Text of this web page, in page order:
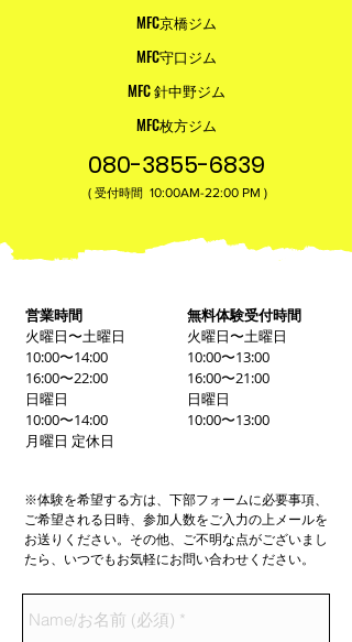
MFC京橋ジム
MFC守口ジム
MFC 針中野ジム
MFC枚方ジム
080-3855-6839
( 受付時間 10:00AM-22:00​ PM )
営業時間
火曜日〜土曜日
10:00〜14:00
16:00〜22:00
日曜日
10:00〜14:00
月曜日 定休日
無料体験受付時間
火曜日〜土曜日
10:00〜13:00
16:00〜21:00
日曜日
10:00〜13:00
※体験を希望する方は、下部フォームに必要事項、
ご希望される日時、参加人数をご入力の上メールを
お送りください。その他、ご不明な点がございまし
たら、いつでもお気軽にお問い合わせください。